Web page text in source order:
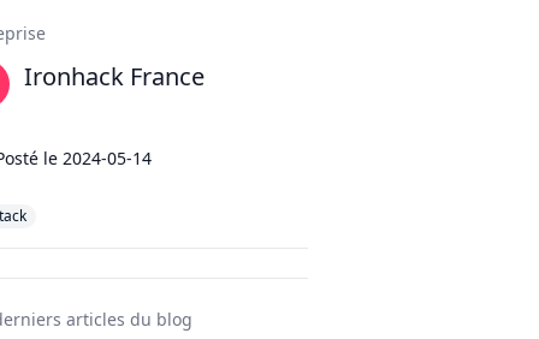
Ironhack France
le 2024-05-14
articles du blog